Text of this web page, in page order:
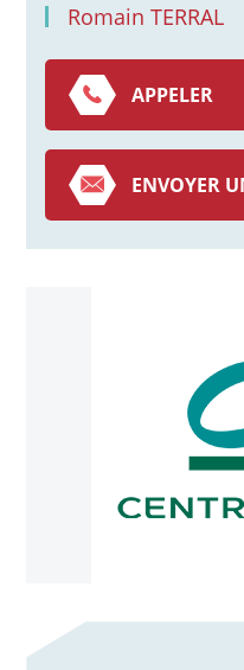
Romain TERRAL
APPELER
ENVOYER